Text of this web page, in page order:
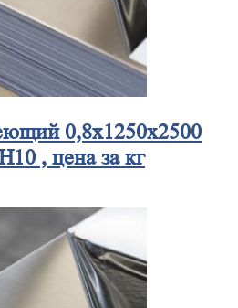
0,8x1250x2500
, цена за кг